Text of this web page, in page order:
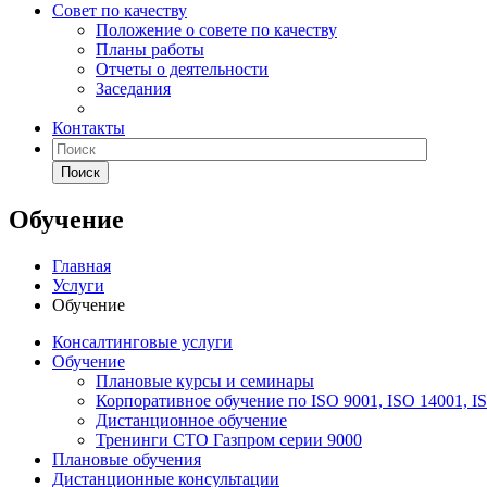
Совет по качеству
Положение о совете по качеству
Планы работы
Отчеты о деятельности
Заседания
Контакты
Поиск
Обучение
Главная
Услуги
Обучение
Консалтинговые услуги
Обучение
Плановые курсы и семинары
Корпоративное обучение по ISO 9001, ISO
Дистанционное обучение
Тренинги СТО Газпром серии 9000
Плановые обучения
Дистанционные консультации